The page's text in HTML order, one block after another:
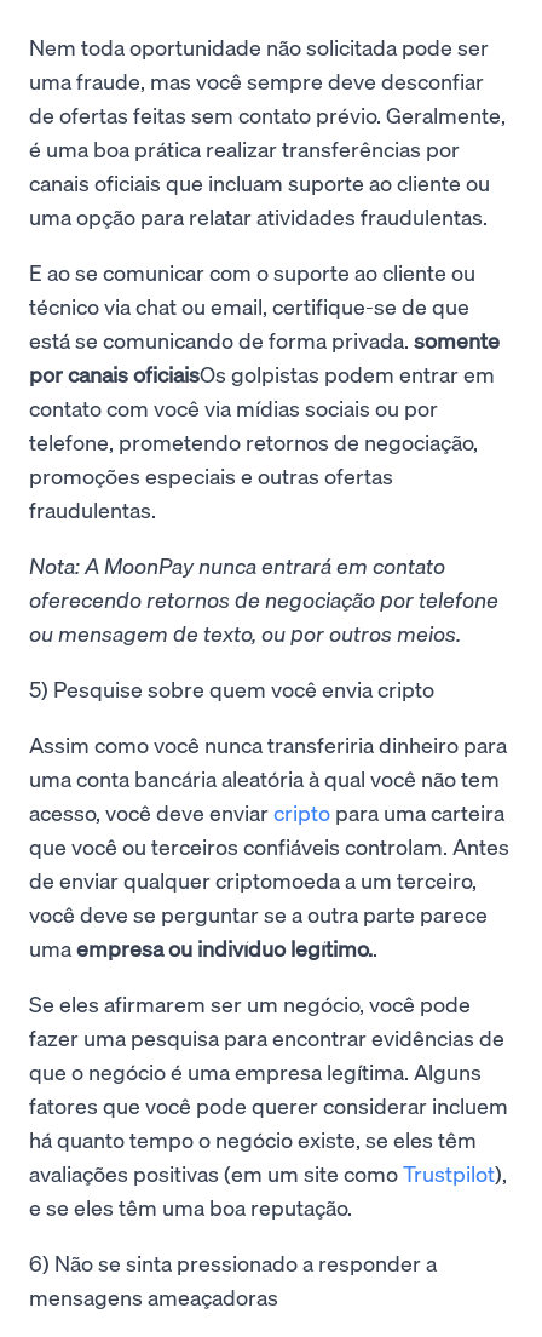
Nem toda oportunidade não solicitada pode ser
uma fraude, mas você sempre deve desconfiar
de ofertas feitas sem contato prévio. Geralmente,
é uma boa prática realizar transferências por
canais oficiais que incluam suporte ao cliente ou
uma opção para relatar atividades fraudulentas.
E ao se comunicar com o suporte ao cliente ou
técnico via chat ou email, certifique-se de que
está se comunicando de forma privada. somente
por canais oficiaisOs golpistas podem entrar em
contato com você via mídias sociais ou por
telefone, prometendo retornos de negociação,
promoções especiais e outras ofertas
fraudulentas.
Nota: A MoonPay nunca entrará em contato
oferecendo retornos de negociação por telefone
ou mensagem de texto, ou por outros meios.
5) Pesquise sobre quem você envia cripto
Assim como você nunca transferiria dinheiro para
uma conta bancária aleatória à qual você não tem
acesso, você deve enviarcripto para uma carteira
que você ou terceiros confiáveis controlam. Antes
de enviar qualquer criptomoeda a um terceiro,
você deve se perguntar se a outra parte parece
umaempresa ou indivíduo legítimo..
Se eles afirmarem ser um negócio, você pode
fazer uma pesquisa para encontrar evidências de
que o negócio é uma empresa legítima. Alguns
fatores que você pode querer considerar incluem
há quanto tempo o negócio existe, se eles têm
avaliações positivas (em um site comoTrustpilot),
e se eles têm uma boa reputação.
6) Não se sinta pressionado a responder a
mensagens ameaçadoras